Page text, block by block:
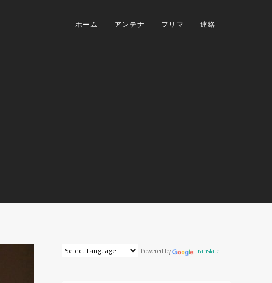
ホーム アンテナ フリマ 連絡
Powered by Translate